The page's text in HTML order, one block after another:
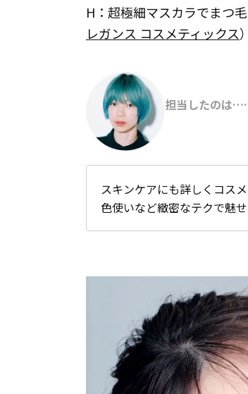
H：超極細マスカラでまつ
レガンス コスメティックス）
担当したのは
スキンケアにも詳しくコス
色使いなど緻密なテクで魅